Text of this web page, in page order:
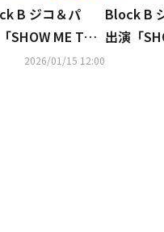
B ジコ＆パ
SHOW ME THE
ン12の制作発表
2026/01/15 12:00
Block B
出演「
シーズ